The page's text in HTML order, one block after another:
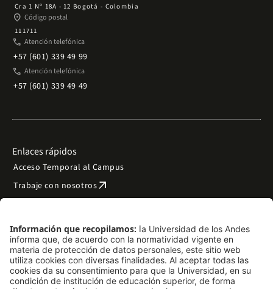
Cra 1 Nº 18A - 12 Bogotá - Colombia
place Código postal
111711
phone Atención telefónica
+57 (601) 339 49 99
phone Atención telefónica
+57 (601) 339 49 49
Enlaces rápidos
Acceso Temporal al Campus
Trabaje con nosotrosarrow_outward
Preguntas frecuentes
Filantropía y donacionesarrow_outward
Mapa del sitio arrow_outward